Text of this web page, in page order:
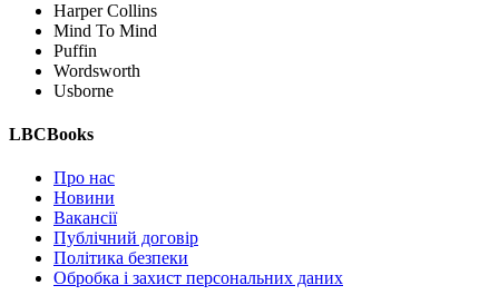
Harper Collins
Mind To Mind
Puffin
Wordsworth
Usborne
LBCBooks
Про нас
Новини
Вакансії
Публічний договір
Політика безпеки
Обробка і захист персональних даних